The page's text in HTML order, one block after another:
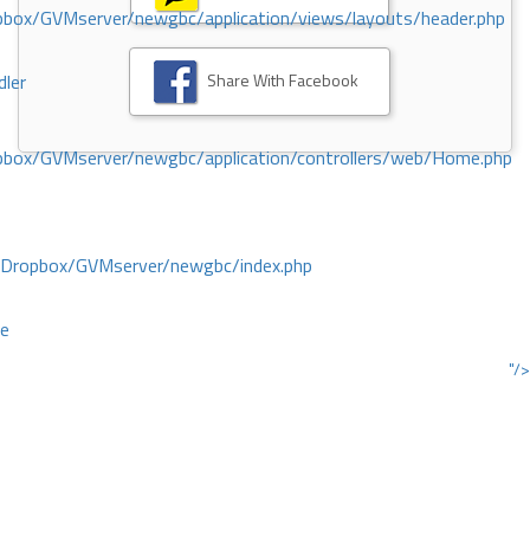
GVMserver/newgbc/application/views/layouts/header.php
GVMserver/newgbc/application/controllers/web/Home.php
GVMserver/newgbc/index.php
"/>
Share With Facebook